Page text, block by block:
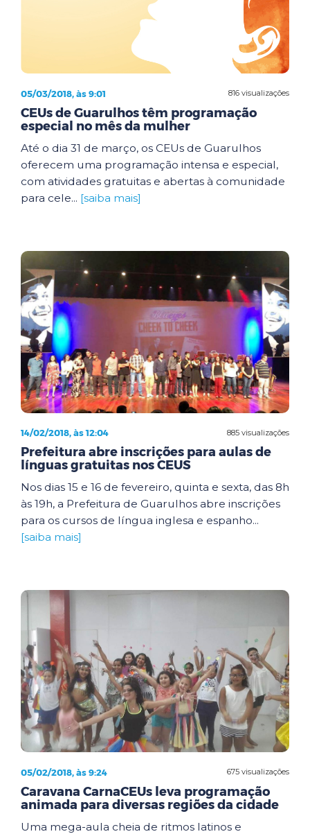
816 visualizações
05/03/2018, às 9:01
CEUs de Guarulhos têm programação
especial no mês da mulher
Até o dia 31 de março, os CEUs de Guarulhos
oferecem uma programação intensa e especial,
com atividades gratuitas e abertas à comunidade
para cele... [saiba mais]
885 visualizações
14/02/2018, às 12:04
Prefeitura abre inscrições para aulas de
línguas gratuitas nos CEUS
Nos dias 15 e 16 de fevereiro, quinta e sexta, das 8h
às 19h, a Prefeitura de Guarulhos abre inscrições
para os cursos de língua inglesa e espanho...
[saiba mais]
675 visualizações
05/02/2018, às 9:24
Caravana CarnaCEUs leva programação
animada para diversas regiões da cidade
Uma mega-aula cheia de ritmos latinos e